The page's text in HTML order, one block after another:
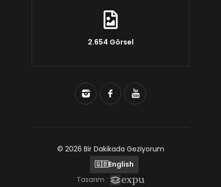
2.654 Görsel
© 2026 Bir Dakikada Geziyorum
🇬🇧English
Tasarım :